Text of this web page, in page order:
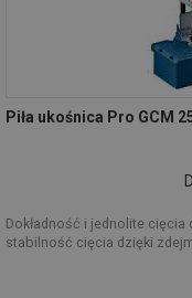
Piła ukośnica Pro GCM
Dokładność i jednolite
stabilność cięcia dzięki